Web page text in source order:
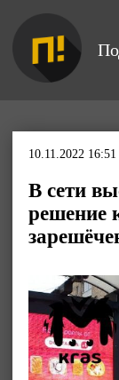
10.11.2022 16:51
В сети
решение